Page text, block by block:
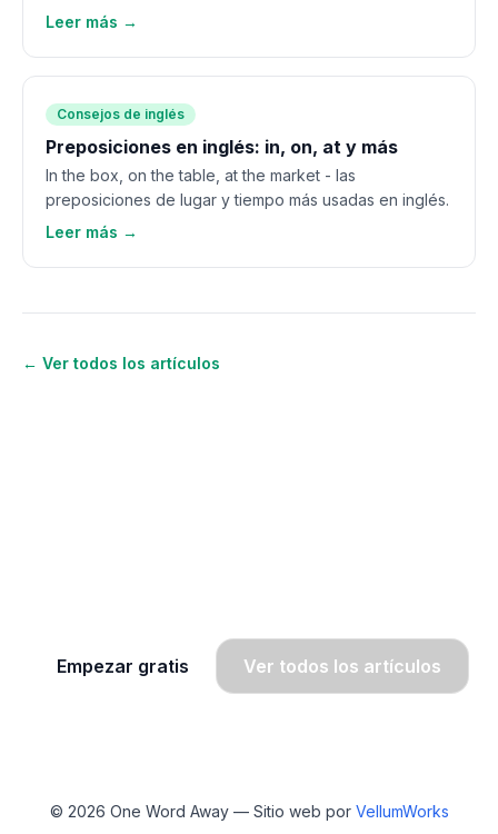
Leer más →
Consejos de inglés
Preposiciones en inglés: in, on, at y más
In the box, on the table, at the market - las
preposiciones de lugar y tiempo más usadas en inglés.
Leer más →
← Ver todos los artículos
Empezar gratis Ver todos los artículos
© 2026 One Word Away— Sitio web por VellumWorks